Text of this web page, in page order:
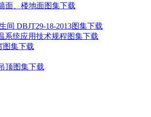
面、楼地面图集下载
间 DBJT29-18-2013图集下载
系统应用技术规程图集下载
图集下载
顶图集下载